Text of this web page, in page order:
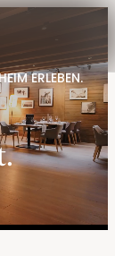
ERLEBEN.